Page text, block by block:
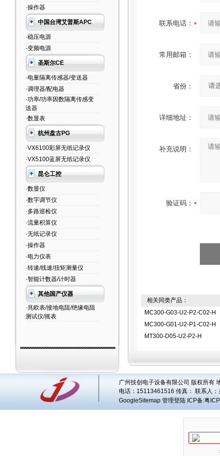
·操作器
中国台湾艾普斯APC
·稳压电源
·变频电源
圣斯尔CE
·电量隔离传感器/变送器
·调理器/配电器
·功率/功率因数隔离传感变
送器
·数显表
杭州盘古PG
·VX6100彩屏无纸记录仪
·VX5100蓝屏无纸记录仪
昆仑工控
·数显仪
·数字调节仪
·多路巡检仪
·流量积算仪
·无纸记录仪
·操作器
·电力仪表
·转速/线速/扭矩测量仪
·智能计数器/计时器
其他国产仪器
·兆欧表/接地电阻/绝缘电阻
测试仪/摇表
联系电话：
常用邮箱：
省份：
详细地址：
补充说明：
验证码：
相关同类产品：
MC300-G03-U2-P2-C02-H
MC300-G01-U2-P1-C02-H
MT300-D05-U2-P2-H
广州技创电子设备有限公司 版权所有
电话：15113461516 传真： 联系人：
GoogleSitemap 管理登陆 ICP备:粤